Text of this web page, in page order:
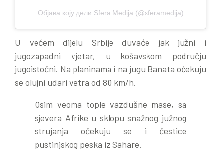
Објава коју дели Sfera Medija (@sferamedija)
U većem dijelu Srbije duvaće jak južni i
jugozapadni vjetar, u košavskom području
jugoistočni. Na planinama i na jugu Banata očekuju
se olujni udari vetra od 80 km/h.
Osim veoma tople vazdušne mase, sa
sjevera Afrike u sklopu snažnog južnog
strujanja očekuju se i čestice
pustinjskog peska iz Sahare.